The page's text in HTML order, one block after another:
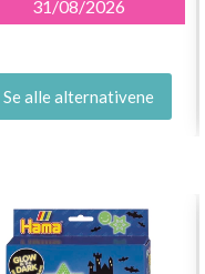
31/08/2026
Se alle alternativene